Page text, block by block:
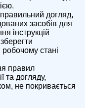
догляд,
засобів для
інструкцій
робочому стані
правил
та догляду,
не покривається